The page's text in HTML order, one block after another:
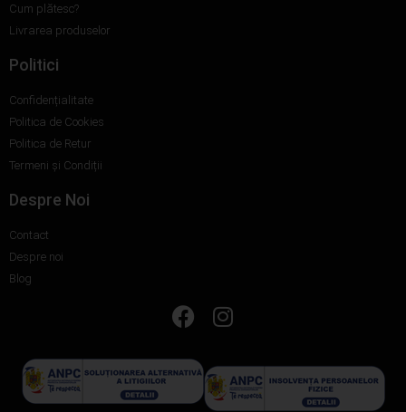
Cum plătesc?
Livrarea produselor
Politici
Confidențialitate
Politica de Cookies
Politica de Retur
Termeni și Condiții
Despre Noi
Contact
Despre noi
Blog